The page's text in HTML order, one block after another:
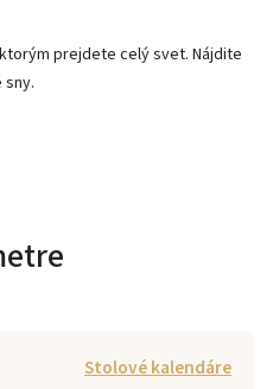
prejdete celý svet. Nájdite
Stolové kalendáre